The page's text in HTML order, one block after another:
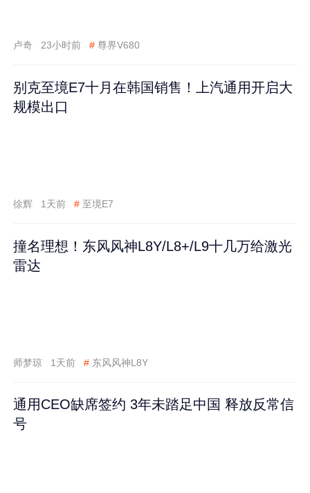
卢奇 23小时前 # 尊界V680
别克至境E7十月在韩国销售！上汽通用开启大
规模出口
徐辉 1天前 # 至境E7
撞名理想！东风风神L8Y/L8+/L9十几万给激光
雷达
师梦琼 1天前 # 东风风神L8Y
通用CEO缺席签约 3年未踏足中国 释放反常信
号